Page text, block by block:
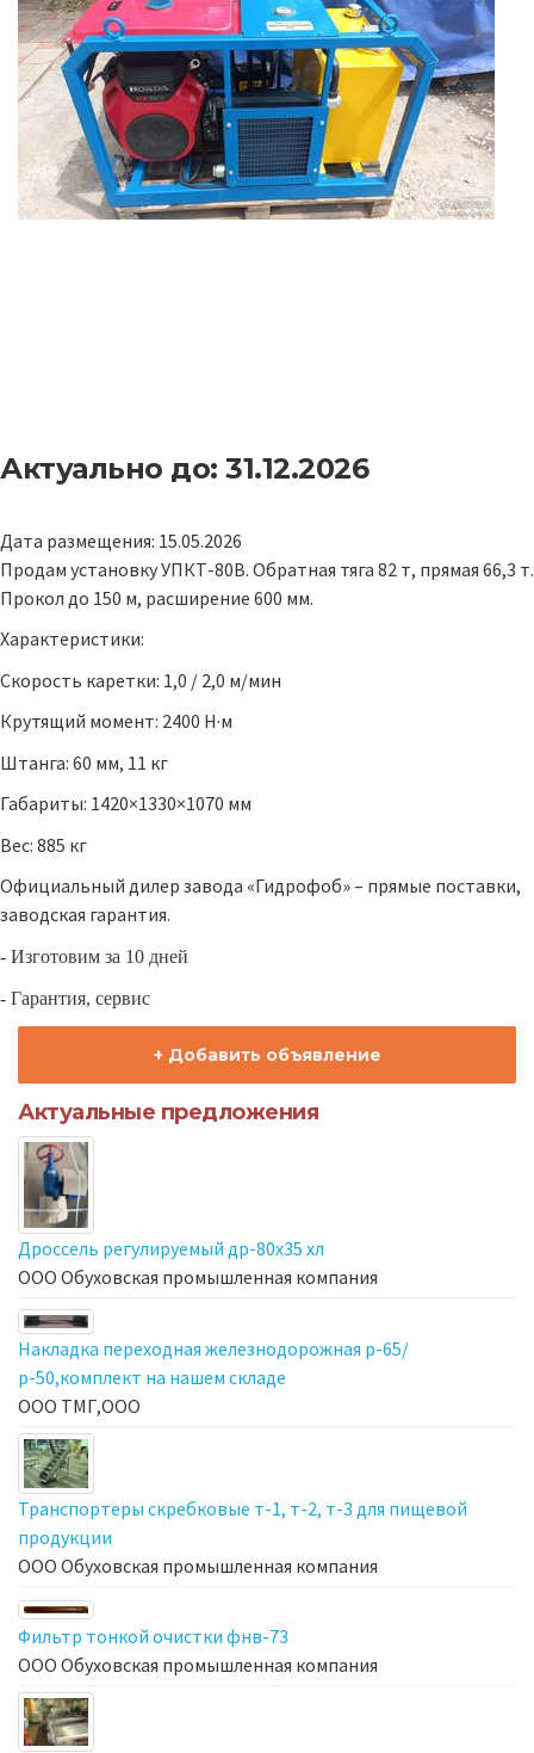
Актуально до: 31.12.2026
Дата размещения: 15.05.2026
Продам установку УПКТ-80В. Обратная тяга 82 т, прямая 66,3 т.
Прокол до 150 м, расширение 600 мм.
Характеристики:
Скорость каретки: 1,0 / 2,0 м/мин
Крутящий момент: 2400 Н·м
Штанга: 60 мм, 11 кг
Габариты: 1420×1330×1070 мм
Вес: 885 кг
Официальный дилер завода «Гидрофоб» – прямые поставки,
заводская гарантия.
- Изготовим за 10 дней
- Гарантия, сервис
+ Добавить объявление
Актуальные предложения
Дроссель регулируемый др-80х35 хл
ООО Обуховская промышленная компания
Накладка переходная железнодорожная р-65/
р-50,комплект на нашем складе
ООО ТМГ,ООО
Транспортеры скребковые т-1, т-2, т-3 для пищевой
продукции
ООО Обуховская промышленная компания
Фильтр тонкой очистки фнв-73
ООО Обуховская промышленная компания